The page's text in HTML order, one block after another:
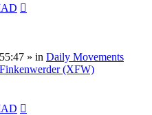
» in Daily Movements
(XFW)